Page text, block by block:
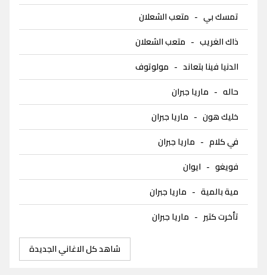
تمسك بي - متعب الشعلان
ذاك الغريب - متعب الشعلان
الدنيا فينا بتعاند - مولوتوف
حاله - ماريا جبران
خليك هون - ماريا جبران
في كلام - ماريا جبران
فويغو - ايوان
مية بالمية - ماريا جبران
تأخرت كتير - ماريا جبران
شاهد كل الاغاني الجديدة